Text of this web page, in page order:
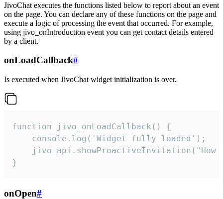
JivoChat executes the functions listed below to report about an event
on the page. You can declare any of these functions on the page and
execute a logic of processing the event that occurred. For example,
using jivo_onIntroduction event you can get contact details entered
by a client.
onLoadCallback#
Is executed when JivoChat widget initialization is over.
function jivo_onLoadCallback() {
    console.log('Widget fully loaded');
jivo_api.showProactiveInvitation("How
}
onOpen#